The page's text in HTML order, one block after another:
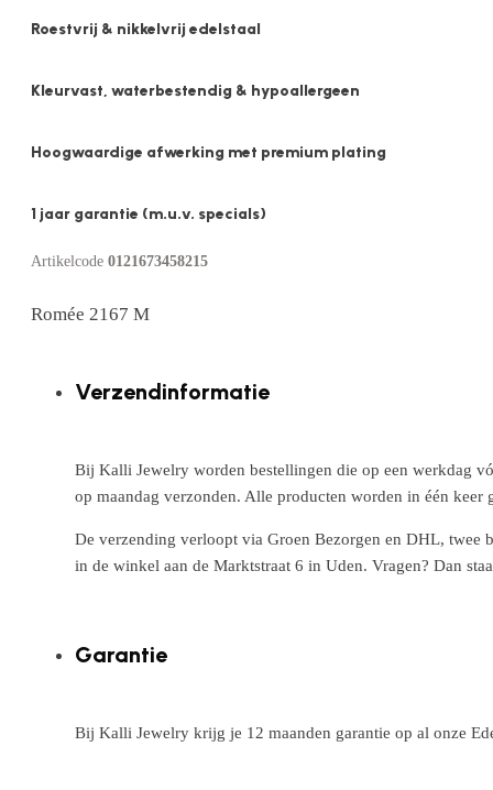
Roestvrij & nikkelvrij edelstaal
Kleurvast, waterbestendig & hypoallergeen
Hoogwaardige afwerking met premium plating
1 jaar garantie (m.u.v. specials)
Artikelcode 0121673458215
Romée 2167 M
Verzendinformatie
Bij Kalli Jewelry worden bestellingen die op een werkdag
op maandag verzonden. Alle producten worden in één
De verzending verloopt via Groen Bezorgen en DHL, twee
in de winkel aan de Marktstraat 6 in Uden. Vragen? Dan
Garantie
Bij Kalli Jewelry krijg je 12 maanden garantie op al onze